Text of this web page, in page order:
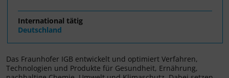
International tätig
Deutschland
Das Fraunhofer IGB entwickelt und optimiert Verfahren,
Technologien und Produkte für Gesundheit, Ernährung,